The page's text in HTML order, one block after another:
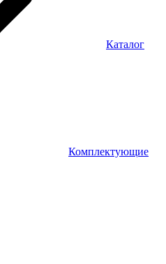
Каталог
Комплектующие